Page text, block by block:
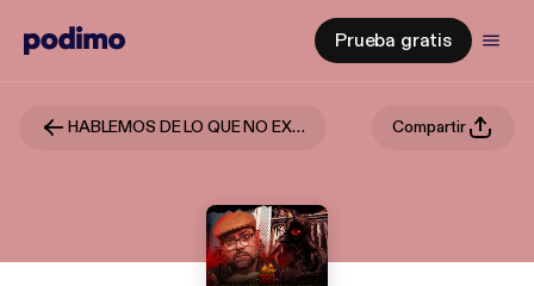
Prueba gratis
HABLEMOS DE LO QUE NO EXISTE Compartir